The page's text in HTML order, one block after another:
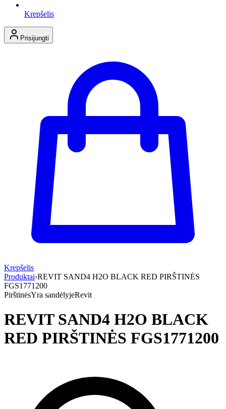
Krepšelis
Prisijungti
Krepšelis
Produktai›REVIT SAND4 H2O BLACK RED PIRŠTINĖS
FGS1771200
PirštinėsYra sandėlyjeRevit
REVIT SAND4 H2O BLACK
RED PIRŠTINĖS FGS1771200